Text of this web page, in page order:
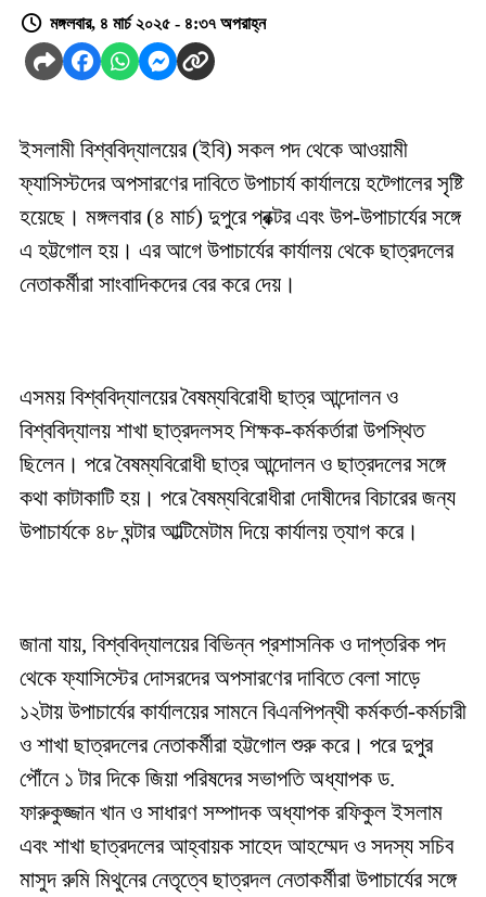
মঙ্গলবার, ৪ মার্চ ২০২৫ - ৪:৩৭ অপরাহ্ন
ইসলামী বিশ্ববিদ্যালয়ের (ইবি) সকল পদ থেকে আওয়ামী
ফ্যাসিস্টদের অপসারণের দাবিতে উপাচার্য কার্যালয়ে হট্গোলের সৃষ্টি
হয়েছে। মঙ্গলবার (৪ মার্চ) দুপুরে প্রক্টর এবং উপ-উপাচার্যের সঙ্গে
এ হট্টগোল হয়। এর আগে উপাচার্যের কার্যালয় থেকে ছাত্রদলের
নেতাকর্মীরা সাংবাদিকদের বের করে দেয়।
এসময় বিশ্ববিদ্যালয়ের বৈষম্যবিরোধী ছাত্র আন্দোলন ও
বিশ্ববিদ্যালয় শাখা ছাত্রদলসহ শিক্ষক-কর্মকর্তারা উপস্থিত
ছিলেন। পরে বৈষম্যবিরোধী ছাত্র আন্দোলন ও ছাত্রদলের সঙ্গে
কথা কাটাকাটি হয়। পরে বৈষম্যবিরোধীরা দোষীদের বিচারের জন্য
উপাচার্যকে ৪৮ ঘন্টার আল্টিমেটাম দিয়ে কার্যালয় ত্যাগ করে।
জানা যায়, বিশ্ববিদ্যালয়ের বিভিন্ন প্রশাসনিক ও দাপ্তরিক পদ
থেকে ফ্যাসিস্টের দোসরদের অপসারণের দাবিতে বেলা সাড়ে
১২টায় উপাচার্যের কার্যালয়ের সামনে বিএনপিপন্থী কর্মকর্তা-কর্মচারী
ও শাখা ছাত্রদলের নেতাকর্মীরা হট্টগোল শুরু করে। পরে দুপুর
পৌঁনে ১ টার দিকে জিয়া পরিষদের সভাপতি অধ্যাপক ড.
ফারুকুজ্জান খান ও সাধারণ সম্পাদক অধ্যাপক রফিকুল ইসলাম
এবং শাখা ছাত্রদলের আহ্বায়ক সাহেদ আহম্মেদ ও সদস্য সচিব
মাসুদ রুমি মিথুনের নেতৃত্বে ছাত্রদল নেতাকর্মীরা উপাচার্যের সঙ্গে